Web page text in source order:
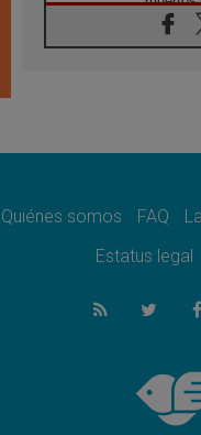
Tagle:
como
SIGNIS
Lanzan
Papa
Quiénes somos FAQ
Estatus legal